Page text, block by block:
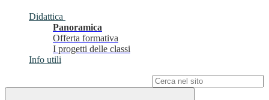
Didattica
Panoramica
Offerta formativa
I progetti delle classi
Info utili